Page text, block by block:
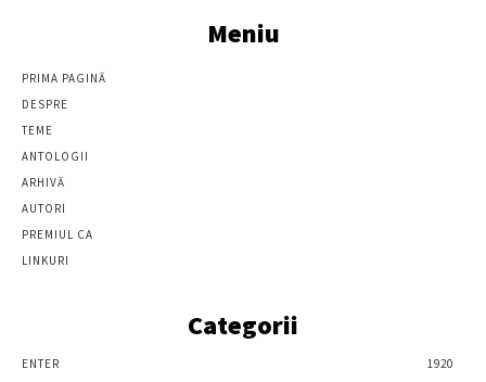
Meniu
PRIMA PAGINĂ
DESPRE
TEME
ANTOLOGII
ARHIVĂ
AUTORI
PREMIUL CA
LINKURI
Categorii
ENTER
1920